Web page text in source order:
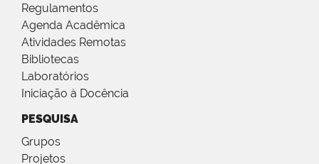
Regulamentos
Agenda Acadêmica
Atividades Remotas
Bibliotecas
Laboratórios
Iniciação à Docência
PESQUISA
Grupos
Projetos